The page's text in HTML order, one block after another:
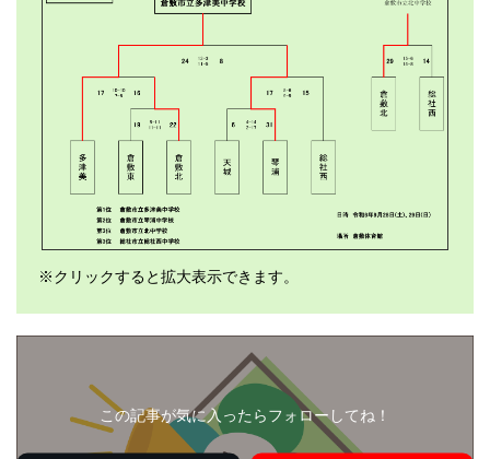
※クリックすると拡大表示できます。
この記事が気に入ったらフォローしてね！